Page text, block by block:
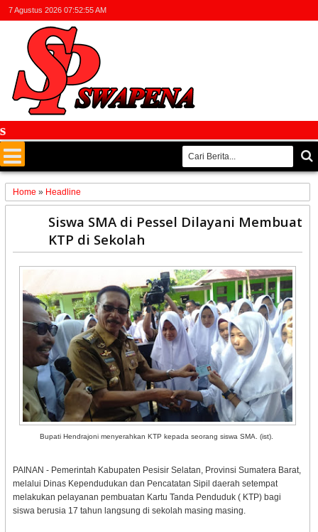
7 Agustus 2026 07:52:56 AM
Home » Headline
Siswa SMA di Pessel Dilayani Membuat
KTP di Sekolah
Bupati Hendrajoni menyerahkan KTP kepada seorang siswa SMA. (ist).
PAINAN - Pemerintah Kabupaten Pesisir Selatan, Provinsi Sumatera Barat,
melalui Dinas Kependudukan dan Pencatatan Sipil daerah setempat
melakukan pelayanan pembuatan Kartu Tanda Penduduk ( KTP) bagi
siswa berusia 17 tahun langsung di sekolah masing masing.